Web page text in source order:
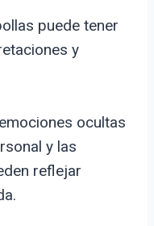
puede tener
y
ocultas
y las
reflejar